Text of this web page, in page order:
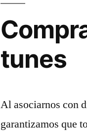
tunes
Al asociarnos con
garantizamos que